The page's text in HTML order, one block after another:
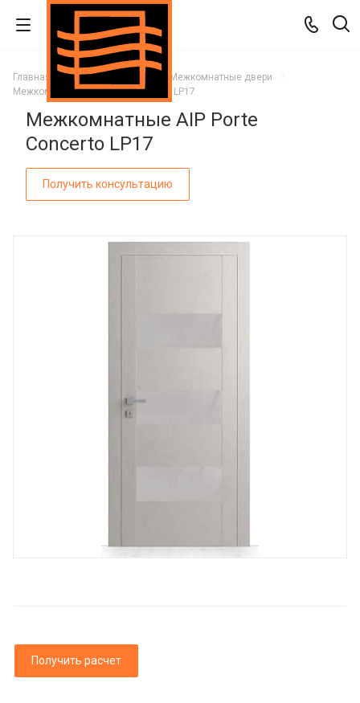
Главная Каталог
Межкомнатные двери
Межкомнатные AIP Porte Concerto LP17
Межкомнатные AIP Porte
Concerto LP17
Получить консультацию
Получить расчет